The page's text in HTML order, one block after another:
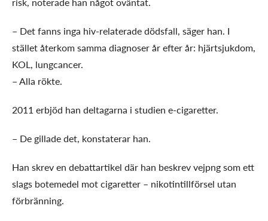
– Det fanns inga hiv-relaterade dödsfall, säger han. I
stället återkom samma diagnoser år efter år: hjärtsjukdom,
KOL, lungcancer.
– Alla rökte.
2011 erbjöd han deltagarna i studien e-cigaretter.
– De gillade det, konstaterar han.
Han skrev en debattartikel där han beskrev vejpng som ett
slags botemedel mot cigaretter – nikotintillförsel utan
förbränning.